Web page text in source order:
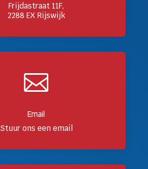
Frijdastraat 11F,
2288 EX Rijswijk

Email
Stuur ons een email